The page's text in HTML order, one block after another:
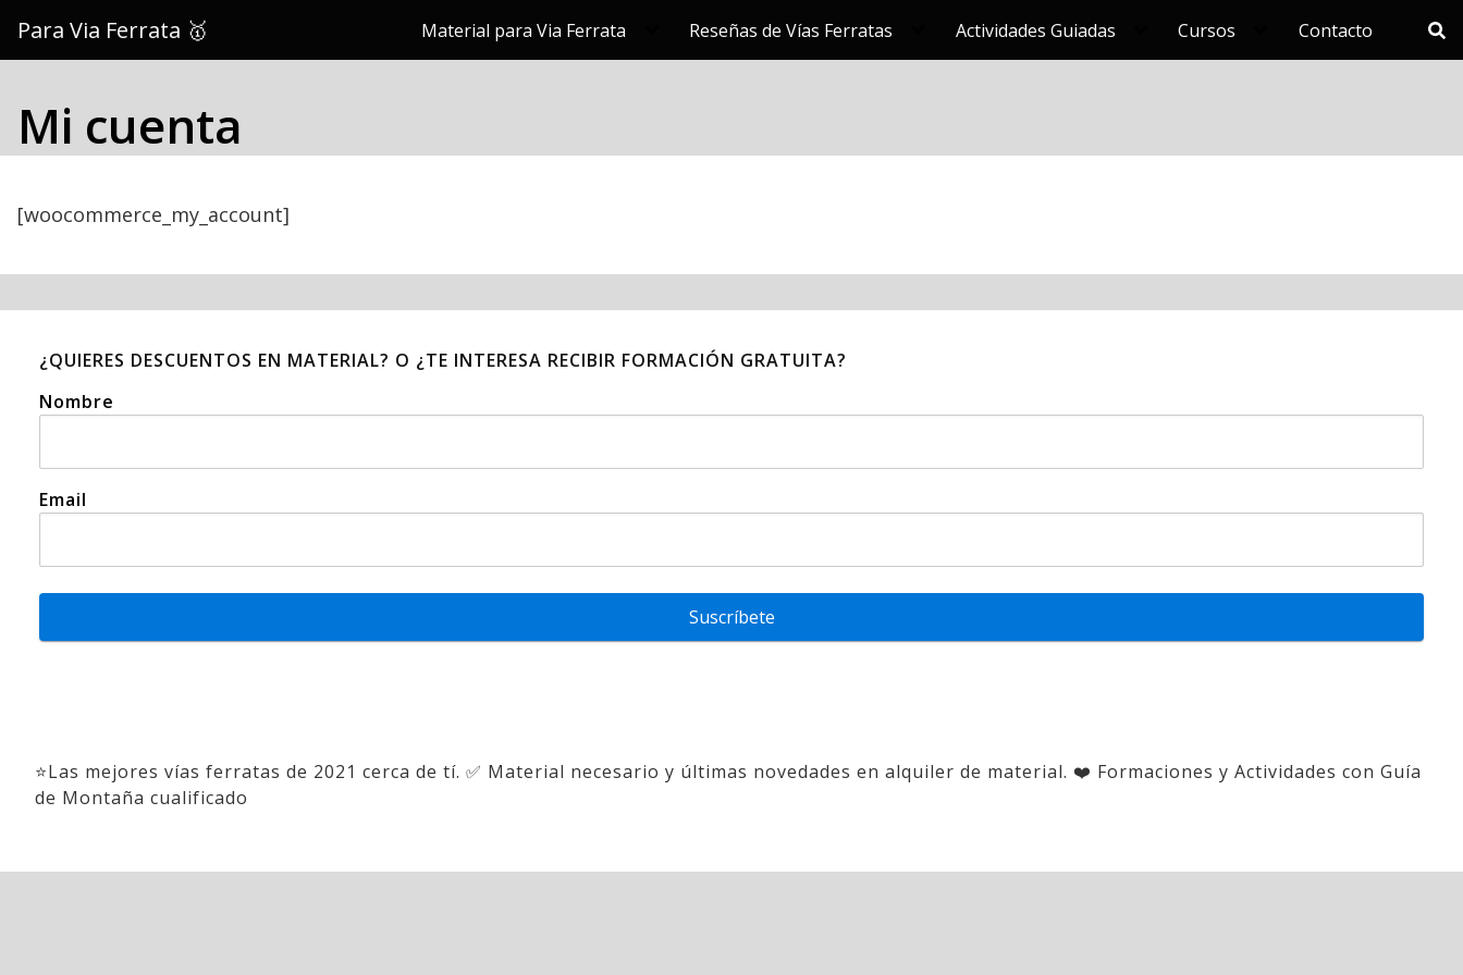
contenido
Para Via Ferrata 🥇 Material para Via Ferrata Reseñas de Vías Ferratas Actividades Guiadas Cursos Contacto
Mi cuenta
[woocommerce_my_account]
¿QUIERES DESCUENTOS EN MATERIAL? O ¿TE INTERESA RECIBIR FORMACIÓN GRATUITA?
Nombre
Email
Suscríbete
⭐Las mejores vías ferratas de 2021 cerca de tí. ✅ Material necesario y últimas novedades en alquiler de material. ❤️ Formaciones y Actividades con Guía
de Montaña cualificado